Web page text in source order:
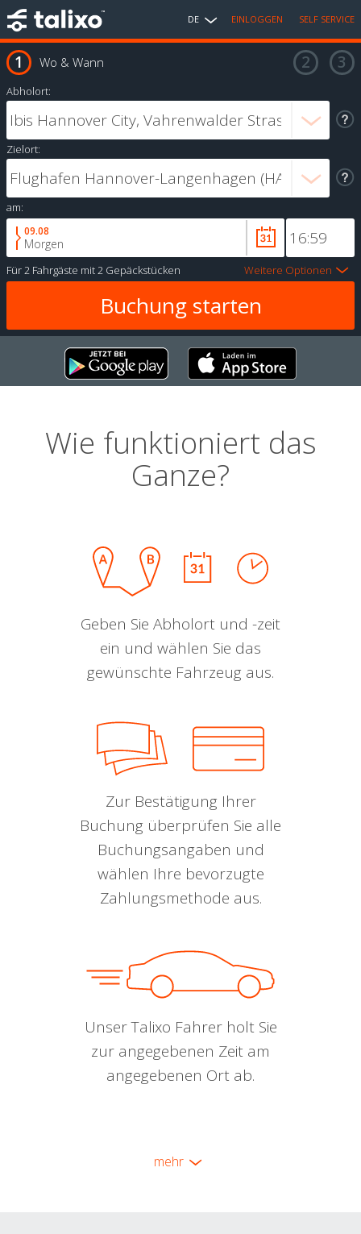
DE EINLOGGEN SELF SERVICE
Wo & Wann
Abholort:
Zielort:
am:
09.08
Morgen
Für2 Fahrgäste mit2 Gepäckstücken Weitere Optionen
Wie funktioniert das
Ganze?
Geben Sie Abholort und -zeit
ein und wählen Sie das
gewünschte Fahrzeug aus.
Zur Bestätigung Ihrer
Buchung überprüfen Sie alle
Buchungsangaben und
wählen Ihre bevorzugte
Zahlungsmethode aus.
Unser Talixo Fahrer holt Sie
zur angegebenen Zeit am
angegebenen Ort ab.
mehr